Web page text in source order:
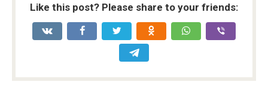
Like this post? Please share to your friends: